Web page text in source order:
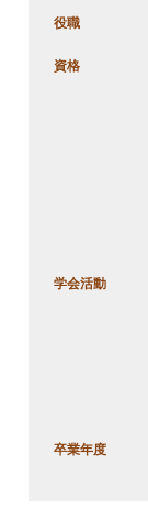
役職
資格
学会活動
卒業年度